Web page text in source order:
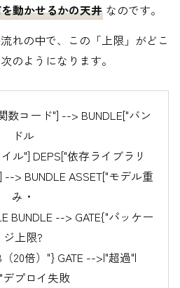
動かせるかの天井 なのです。
れの中で、この「上限」がどこ
のようになります。
数コード"] --> BUNDLE["バン
ドル
ル"] DEPS["依存ライブラリ
> BUNDLE ASSET["モデル重
み・
BUNDLE --> GATE{"パッケー
ジ上限?
20倍）"} GATE -->|"超過"|
デプロイ失敗